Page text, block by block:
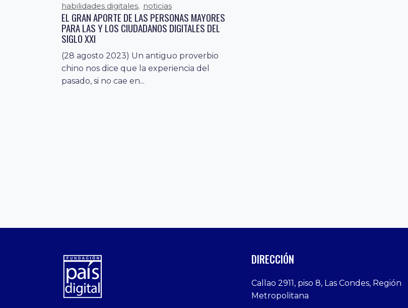
habilidades digitales, noticias
EL GRAN APORTE DE LAS PERSONAS MAYORES
PARA LAS Y LOS CIUDADANOS DIGITALES DEL
SIGLO XXI
(28 agosto 2023) Un antiguo proverbio
chino nos dice que la experiencia del
pasado, si no cae en...
DIRECCIÓN
Callao 2911, piso 8, Las Condes, Región
Metropolitana